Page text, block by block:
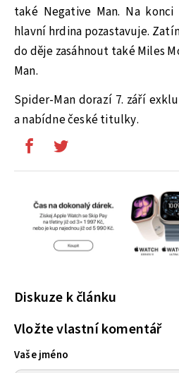
také Negative Man. Na
hlavní hrdina pozastavuje.
do děje zasáhnout také Miles
Man.
Spider-Man dorazí 7. září
a nabídne české titulky.
Diskuze k článku
Vložte vlastní komentář
Vaše jméno